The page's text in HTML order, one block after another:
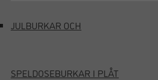
JULBURKAR OCH
SPELDOSEBURKAR I PLÅT